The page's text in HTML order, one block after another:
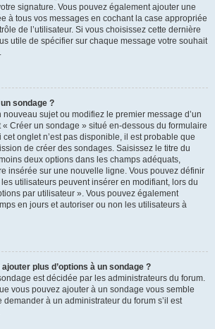
signature. Vous pouvez également ajouter une
à tous vos messages en cochant la case appropriée
de l’utilisateur. Si vous choisissez cette dernière
utile de spécifier sur chaque message votre souhait
sondage ?
sujet ou modifiez le premier message d’un
« Créer un sondage » situé en-dessous du formulaire
onglet n’est pas disponible, il est probable que
de créer des sondages. Saisissez le titre du
deux options dans les champs adéquats,
insérée sur une nouvelle ligne. Vous pouvez définir
les utilisateurs peuvent insérer en modifiant, lors du
par utilisateur ». Vous pouvez également
en jours et autoriser ou non les utilisateurs à
plus d’options à un sondage ?
est décidée par les administrateurs du forum.
vous pouvez ajouter à un sondage vous semble
demander à un administrateur du forum s’il est